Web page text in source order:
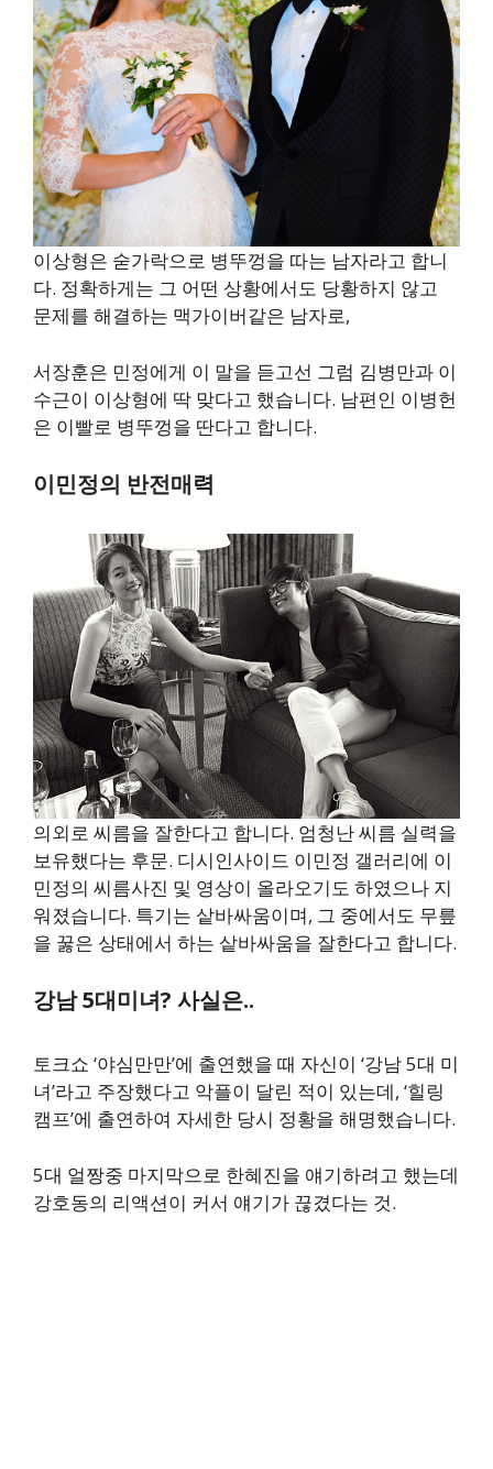
이상형은 숟가락으로 병뚜껑을 따는 남자라고 합니
다. 정확하게는 그 어떤 상황에서도 당황하지 않고
문제를 해결하는 맥가이버같은 남자로,
서장훈은 민정에게 이 말을 듣고선 그럼 김병만과 이
수근이 이상형에 딱 맞다고 했습니다. 남편인 이병헌
은 이빨로 병뚜껑을 딴다고 합니다.
이민정의 반전매력
의외로 씨름을 잘한다고 합니다. 엄청난 씨름 실력을
보유했다는 후문. 디시인사이드 이민정 갤러리에 이
민정의 씨름사진 및 영상이 올라오기도 하였으나 지
워졌습니다. 특기는 샅바싸움이며, 그 중에서도 무릎
을 꿇은 상태에서 하는 샅바싸움을 잘한다고 합니다.
강남 5대미녀? 사실은..
토크쇼 ‘야심만만’에 출연했을 때 자신이 ‘강남 5대 미
녀’라고 주장했다고 악플이 달린 적이 있는데, ‘힐링
캠프’에 출연하여 자세한 당시 정황을 해명했습니다.
5대 얼짱중 마지막으로 한혜진을 얘기하려고 했는데
강호동의 리액션이 커서 얘기가 끊겼다는 것.